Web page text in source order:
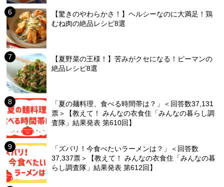
【驚きのやわらかさ！】ヘルシーなのに大満足！鶏
むね肉の絶品レシピ8選
【夏野菜の王様！】苦みがクセになる！ピーマンの
絶品レシピ8選
「夏の麺料理、食べる時間帯は？」＜回答数37,131
票＞【教えて！ みんなの衣食住「みんなの暮らし調
査隊」結果発表 第610回】
「ズバリ！今食べたいラーメンは？」＜回答数
37,337票＞【教えて！ みんなの衣食住「みんなの暮
らし調査隊」結果発表 第612回】